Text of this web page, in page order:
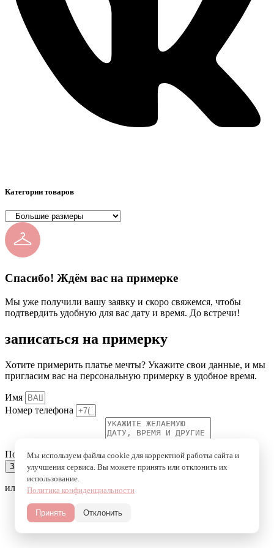
Категории товаров
Спасибо! Ждём вас на примерке
Мы уже получили вашу заявку и скоро свяжемся, чтобы
подтвердить удобную для вас дату и время. До встречи!
записаться на примерку
Хотите примерить платье мечты? Укажите свои данные, и мы
пригласим вас на персональную примерку в удобное время.
Имя
Номер телефона
Пожелания к примерке
Записаться на примерку
или напишите в мессенджеры
Мы используем файлы cookie для корректной работы сайта и
улучшения сервиса. Вы можете принять или отклонить их
использование.
Политика конфиденциальности
Принять Отклонить